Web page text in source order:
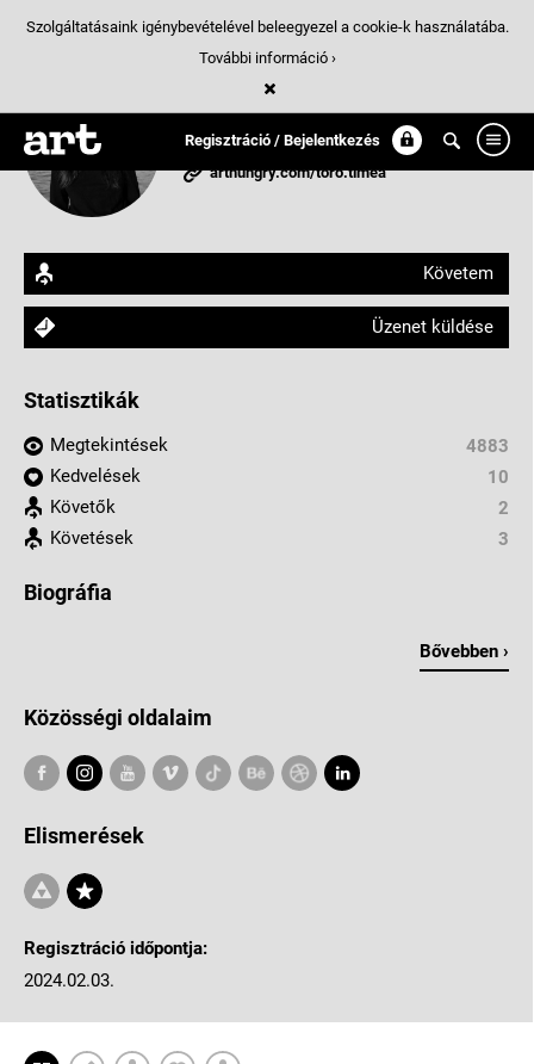
Regisztráció / Bejelentkezés
Törő Tímea
Göd, Magyarország
arthungry.com/toro.timea
Követem
Üzenet küldése
Statisztikák
Megtekintések
4883
Kedvelések
10
Követők
2
Követések
3
Biográfia
Bővebben ›
Közösségi oldalaim
Elismerések
Regisztráció időpontja:
2024.02.03.
Szolgáltatásaink igénybevételével beleegyezel a cookie-k használatába.
További információ ›